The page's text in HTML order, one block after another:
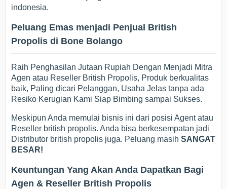
indonesia.
Peluang Emas menjadi Penjual British
Propolis di Bone Bolango
Raih Penghasilan Jutaan Rupiah Dengan Menjadi Mitra
Agen atau Reseller British Propolis, Produk berkualitas
baik, Paling dicari Pelanggan, Usaha Jelas tanpa ada
Resiko Kerugian Kami Siap Bimbing sampai Sukses.
Meskipun Anda memulai bisnis ini dari posisi Agent atau
Reseller british propolis. Anda bisa berkesempatan jadi
Distributor british propolis juga. Peluang masihSANGAT
BESAR!
Keuntungan Yang Akan Anda Dapatkan Bagi
Agen & Reseller British Propolis